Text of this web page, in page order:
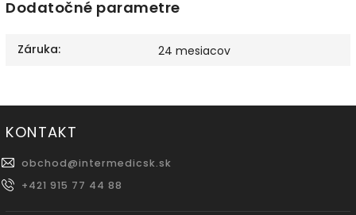
Dodatočné parametre
Záruka: 24 mesiacov
KONTAKT
obchod@intermedicsk.sk
+421 915 77 44 88